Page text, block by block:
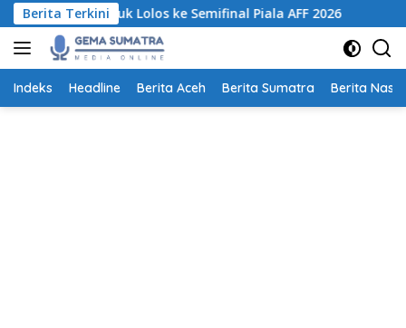
Langsung
ke
konten
Berita Terkini
untuk Lolos ke Semifinal Piala AFF 2026 Pemprov
Indeks Headline Berita Aceh Berita Sumatra Berita